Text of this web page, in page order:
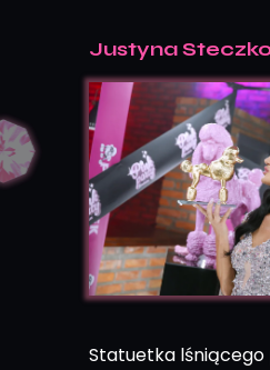
Justyna
Statuetka lśniącego